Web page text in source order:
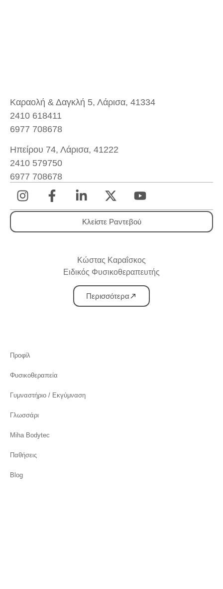
Καραολή & Δαγκλή 5, Λάρισα, 41334
2410 618411
6977 708678
Ηπείρου 74, Λάρισα, 41222
2410 579750
6977 708678
Κλείστε Ραντεβού
Κώστας Καραΐσκος
Ειδικός Φυσικοθεραπευτής
Περισσότερα
Προφίλ
Φυσικοθεραπεία
Γυμναστήριο / Εκγύμναση
Γλωσσάρι
Miha Bodytec
Παθήσεις
Blog